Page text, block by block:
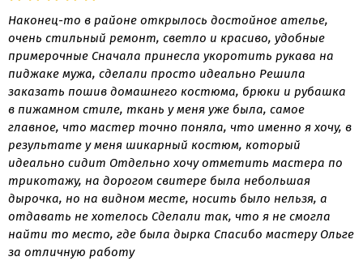
Наконец-то в районе открылось достойное ателье,
очень стильный ремонт, светло и красиво, удобные
примерочные Сначала принесла укоротить рукава на
пиджаке мужа, сделали просто идеально Решила
заказать пошив домашнего костюма, брюки и рубашка
в пижамном стиле, ткань у меня уже была, самое
главное, что мастер точно поняла, что именно я хочу, в
результате у меня шикарный костюм, который
идеально сидит Отдельно хочу отметить мастера по
трикотажу, на дорогом свитере была небольшая
дырочка, но на видном месте, носить было нельзя, а
отдавать не хотелось Сделали так, что я не смогла
найти то место, где была дырка Спасибо мастеру Ольге
за отличную работу